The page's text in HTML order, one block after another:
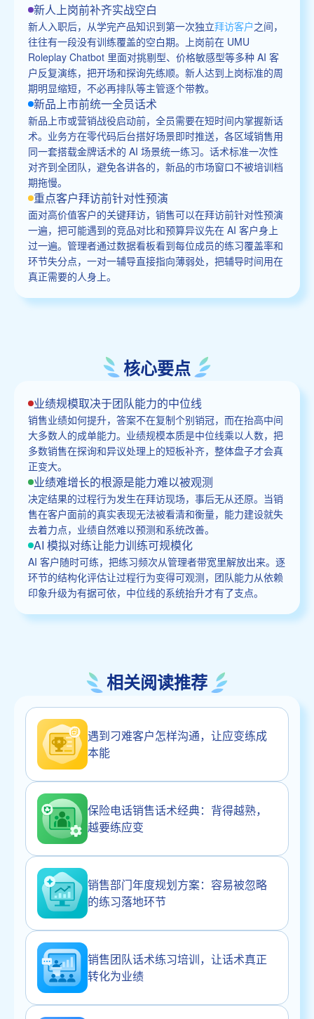
新人上岗前补齐实战空白
新人入职后，从学完产品知识到第一次独立拜访客户之间，
往往有一段没有训练覆盖的空白期。上岗前在 UMU
Roleplay Chatbot 里面对挑剔型、价格敏感型等多种 AI 客
户反复演练，把开场和探询先练顺。新人达到上岗标准的周
期明显缩短，不必再排队等主管逐个带教。
新品上市前统一全员话术
新品上市或营销战役启动前，全员需要在短时间内掌握新话
术。业务方在零代码后台搭好场景即时推送，各区域销售用
同一套搭载金牌话术的 AI 场景统一练习。话术标准一次性
对齐到全团队，避免各讲各的，新品的市场窗口不被培训档
期拖慢。
重点客户拜访前针对性预演
面对高价值客户的关键拜访，销售可以在拜访前针对性预演
一遍，把可能遇到的竞品对比和预算异议先在 AI 客户身上
过一遍。管理者通过数据看板看到每位成员的练习覆盖率和
环节失分点，一对一辅导直接指向薄弱处，把辅导时间用在
真正需要的人身上。
核心要点
业绩规模取决于团队能力的中位线
销售业绩如何提升，答案不在复制个别销冠，而在抬高中间
大多数人的成单能力。业绩规模本质是中位线乘以人数，把
多数销售在探询和异议处理上的短板补齐，整体盘子才会真
正变大。
业绩难增长的根源是能力难以被观测
决定结果的过程行为发生在拜访现场，事后无从还原。当销
售在客户面前的真实表现无法被看清和衡量，能力建设就失
去着力点，业绩自然难以预测和系统改善。
AI 模拟对练让能力训练可规模化
AI 客户随时可练，把练习频次从管理者带宽里解放出来。逐
环节的结构化评估让过程行为变得可观测，团队能力从依赖
印象升级为有据可依，中位线的系统抬升才有了支点。
相关阅读推荐
遇到刁难客户怎样沟通，让应变练成
本能
保险电话销售话术经典：背得越熟，
越要练应变
销售部门年度规划方案：容易被忽略
的练习落地环节
销售团队话术练习培训，让话术真正
转化为业绩